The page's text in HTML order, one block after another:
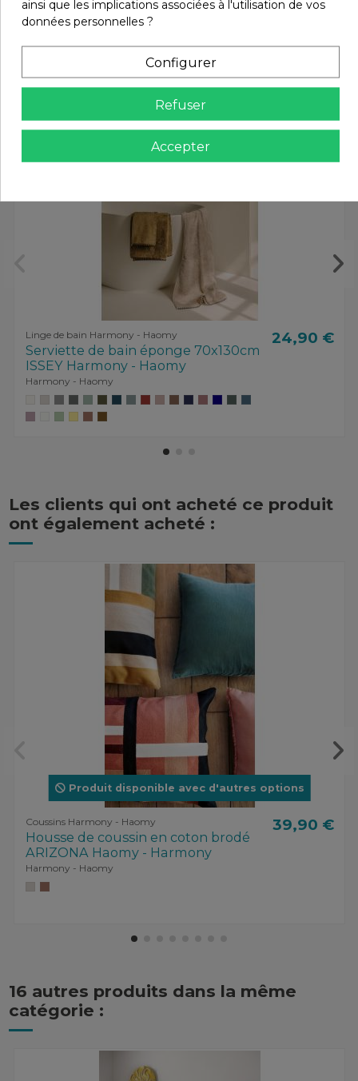
Linge de bain Harmony - Haomy
Serviette de bain éponge 70x130cm
ISSEY Harmony - Haomy
Harmony - Haomy
24,90 €
Les clients qui ont acheté ce produit
ont également acheté :
Produit disponible avec d'autres options
Coussins Harmony - Haomy
Housse de coussin en coton brodé
ARIZONA Haomy - Harmony
Harmony - Haomy
39,90 €
16 autres produits dans la même
catégorie :
ainsi que les implications associées à l'utilisation de vos
données personnelles ?
Configurer
Refuser
Accepter